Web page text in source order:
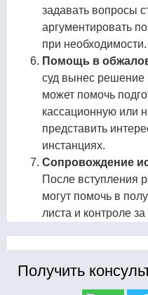
задавать вопросы
аргументировать
при необходимости.
Помощь в
суд вынес решение
может помочь
кассационную или
представить
инстанциях.
Сопровождение
После вступления
могут помочь в
листа и контроле
Получить